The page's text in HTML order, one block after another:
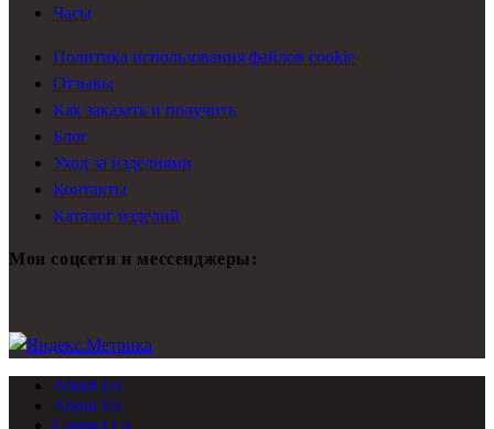
Часы
Политика использования файлов cookie
Отзывы
Как заказать и получить
Блог
Уход за изделиями
Контакты
Каталог изделий
Мои соцсети и мессенджеры:
About Us
About Us